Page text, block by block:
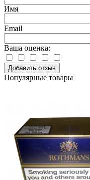
Имя
Email
Ваша оценка:
Добавить отзыв
Популярные товары